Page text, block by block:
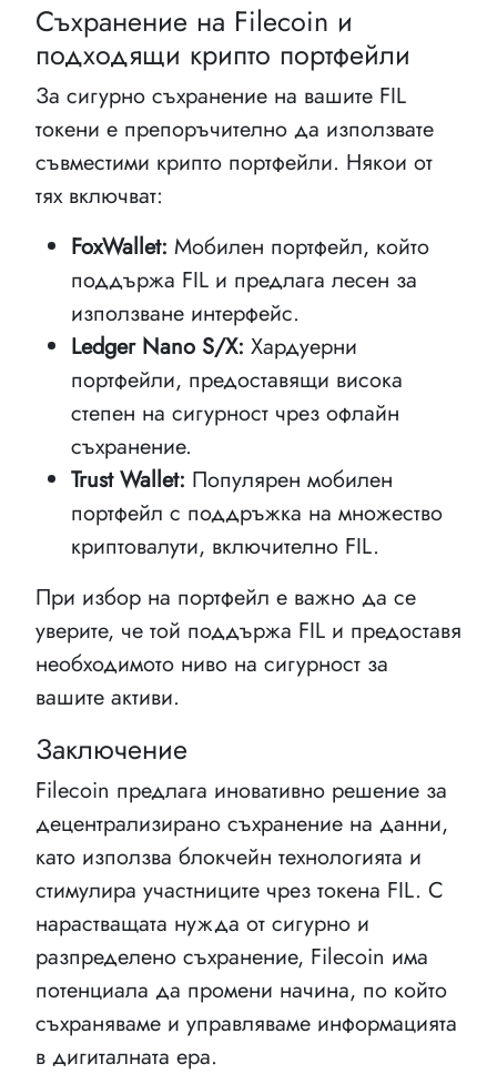
Съхранение на Filecoin и
подходящи крипто портфейли
За сигурно съхранение на вашите FIL
токени е препоръчително да използвате
съвместими крипто портфейли. Някои от
тях включват:
FoxWallet: Мобилен портфейл, който
поддържа FIL и предлага лесен за
използване интерфейс.
Ledger Nano S/X: Хардуерни
портфейли, предоставящи висока
степен на сигурност чрез офлайн
съхранение.
Trust Wallet: Популярен мобилен
портфейл с поддръжка на множество
криптовалути, включително FIL.
При избор на портфейл е важно да се
уверите, че той поддържа FIL и предоставя
необходимото ниво на сигурност за
вашите активи.
Заключение
Filecoin предлага иновативно решение за
децентрализирано съхранение на данни,
като използва блокчейн технологията и
стимулира участниците чрез токена FIL. С
нарастващата нужда от сигурно и
разпределено съхранение, Filecoin има
потенциала да промени начина, по който
съхраняваме и управляваме информацията
в дигиталната ера.